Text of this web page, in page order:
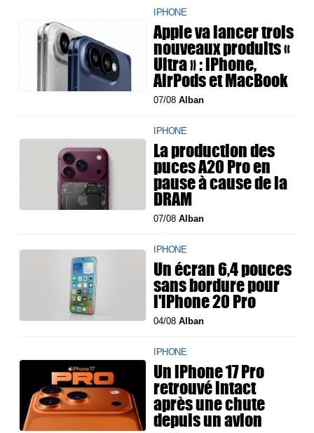
IPHONE
Apple va lancer trois
nouveaux produits «
Ultra » : iPhone,
AirPods et MacBook
07/08Alban
IPHONE
La production des
puces A20 Pro en
pause à cause de la
DRAM
07/08Alban
IPHONE
Un écran 6,4 pouces
sans bordure pour
l'iPhone 20 Pro
04/08Alban
IPHONE
Un iPhone 17 Pro
retrouvé intact
après une chute
depuis un avion